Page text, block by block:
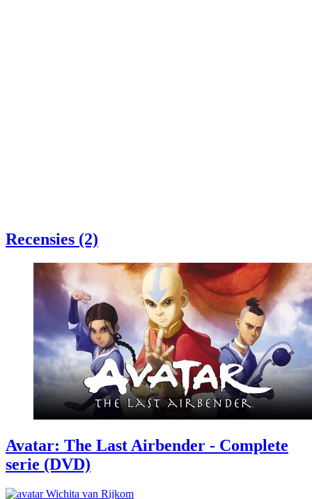
Recensies (2)
Avatar: The Last Airbender - Complete
serie (DVD)